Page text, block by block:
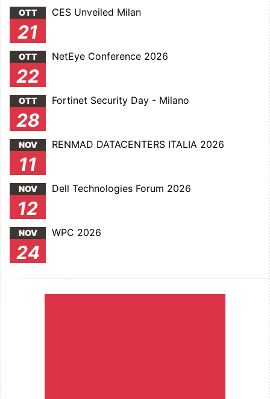
OTT
21
CES Unveiled Milan
OTT
22
NetEye Conference 2026
OTT
28
Fortinet Security Day - Milano
NOV
11
RENMAD DATACENTERS ITALIA 2026
NOV
12
Dell Technologies Forum 2026
NOV
24
WPC 2026